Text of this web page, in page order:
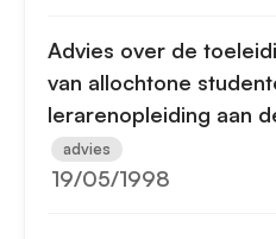
Advies over de
van allochtone
lerarenopleiding aan
advies
19/05/1998